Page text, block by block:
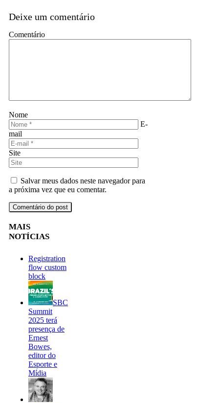
Deixe um comentário
Comentário
Nome
E-
mail
Site
Salvar meus dados neste navegador para
a próxima vez que eu comentar.
MAIS
NOTÍCIAS
Registration
flow custom
block
SBC
Summit
2025 terá
presença de
Ernest
Bowes,
editor do
Esporte e
Mídia